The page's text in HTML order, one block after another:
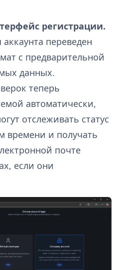
регистрации.
переведен
с предварительной
данных.
теперь
автоматически,
отслеживать статус
времени и получать
почте
если они